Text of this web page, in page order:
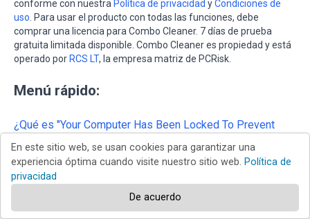
conforme con nuestra Política de privacidad yCondiciones de
uso . Para usar el producto con todas las funciones, debe
comprar una licencia para Combo Cleaner. 7 días de prueba
gratuita limitada disponible. Combo Cleaner es propiedad y está
operado por RCS LT, la empresa matriz de PCRisk.
Menú rápido:
¿Qué es "Your Computer Has Been Locked To Prevent
Damage"?
PASO 1.Desinstalar aplicaciones adware usando el Panel
de Control.
Elimine el adware de Internet Explorer.
En este sitio web, se usan cookies para garantizar una
experiencia óptima cuando visite nuestro sitio web. Política de
privacidad
De acuerdo